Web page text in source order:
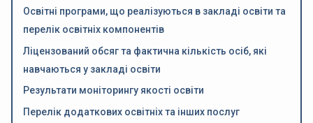
Освітні програми, що реалізуються в закладі освіти та
перелік освітніх компонентів
Ліцензований обсяг та фактична кількість осіб, які
навчаються у закладі освіти
Результати моніторингу якості освіти
Перелік додаткових освітніх та інших послуг